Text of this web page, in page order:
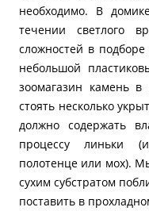
необходимо. В
течении светлого
сложностей в
небольшой
зоомагазин камень
стоять несколько
должно содержать
процессу линьки
полотенце или мох).
сухим субстратом
поставить в